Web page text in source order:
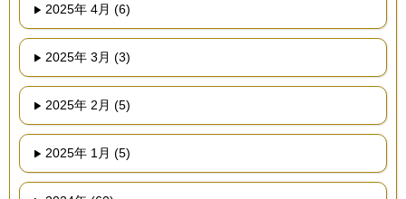
2025年 4月 (6)
2025年 3月 (3)
2025年 2月 (5)
2025年 1月 (5)